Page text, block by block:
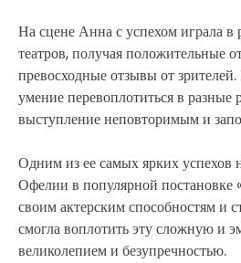
На сцене Анна с успехом играла в
театров, получая положительные
превосходные отзывы от
умение перевоплотиться в разные
выступление неповторимым и
Одним из ее самых ярких успехов
Офелии в популярной постановке
своим актерским способностям и
смогла воплотить эту сложную и
великолепием и безупречностью.